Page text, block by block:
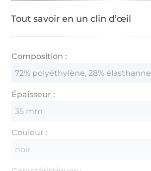
Tout savoir en un clin d’œil
Composition :
72% polyéthylène, 28% élasthanne
Épaisseur :
35 mm
Couleur :
noir